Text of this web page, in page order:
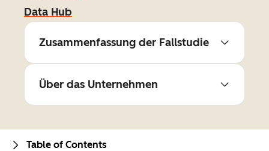
Data Hub
Zusammenfassung der Fallstudie
Über das Unternehmen
Table of Contents